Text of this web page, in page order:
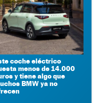
coche eléctrico
menos de 14.000
y tiene algo que
BMW ya no